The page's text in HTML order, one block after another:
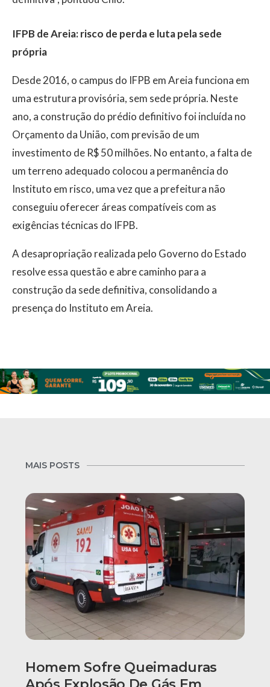
IFPB de Areia: risco de perda e luta pela sede
própria
Desde 2016, o campus do IFPB em Areia funciona em
uma estrutura provisória, sem sede própria. Neste
ano, a construção do prédio definitivo foi incluída no
Orçamento da União, com previsão de um
investimento de R$ 50 milhões. No entanto, a falta de
um terreno adequado colocou a permanência do
Instituto em risco, uma vez que a prefeitura não
conseguiu oferecer áreas compatíveis com as
exigências técnicas do IFPB.
A desapropriação realizada pelo Governo do Estado
resolve essa questão e abre caminho para a
construção da sede definitiva, consolidando a
presença do Instituto em Areia.
MAIS POSTS
Homem Sofre Queimaduras